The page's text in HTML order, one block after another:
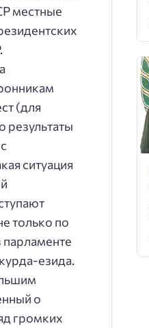
местные
(для
результаты
ситуация
только по
парламенте
езида.
о
громких